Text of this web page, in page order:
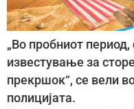
„Во пробниот
известување за
прекршок“, се вели
полицијата.